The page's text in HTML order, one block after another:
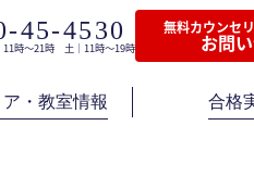
45-4530
11時〜21時 土｜11時〜19時
無料カウンセ
お問
・教室情報 合格